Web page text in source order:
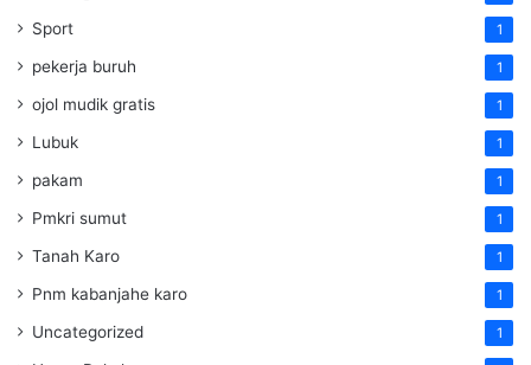
Sport 1
pekerja buruh 1
ojol mudik gratis 1
Lubuk 1
pakam 1
Pmkri sumut 1
Tanah Karo 1
Pnm kabanjahe karo 1
Uncategorized 1